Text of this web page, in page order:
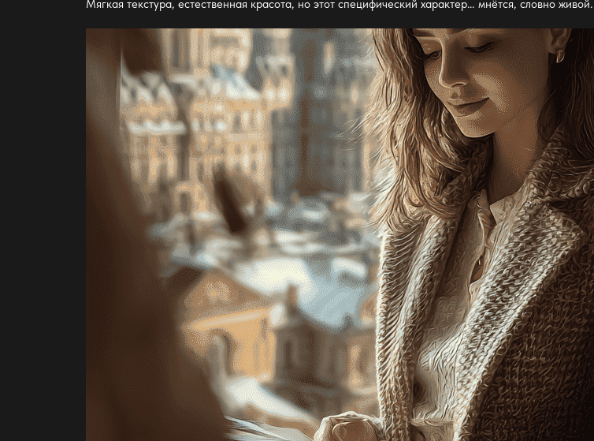
Мягкая текстура, естественная красота, но этот специфический характер… мнётся, словно живой.